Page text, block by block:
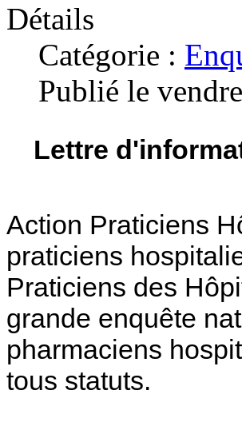
Détails
Catégorie :
Publié le
Lettre
Action Praticiens
praticiens
Praticiens des
grande enquête
pharmaciens
tous statuts.